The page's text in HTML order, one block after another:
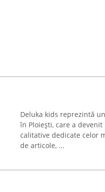
Deluka kids reprezintă
în Ploiești, care a
calitative dedicate celor
de articole, ...